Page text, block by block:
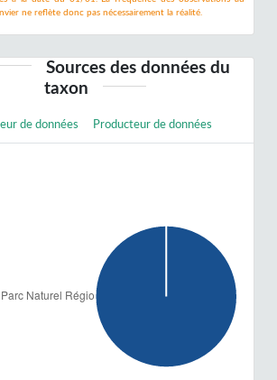
ne reflète donc pas nécessairement la réalité.
Sources des données du
taxon
de données Producteur de données